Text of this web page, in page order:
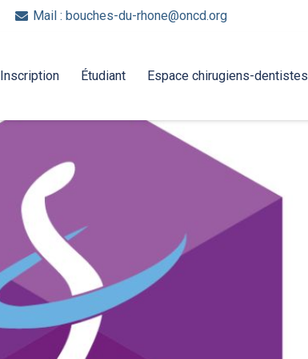
Mail : bouches-du-rhone@oncd.org
Inscription Étudiant Espace chirugiens-dentistes